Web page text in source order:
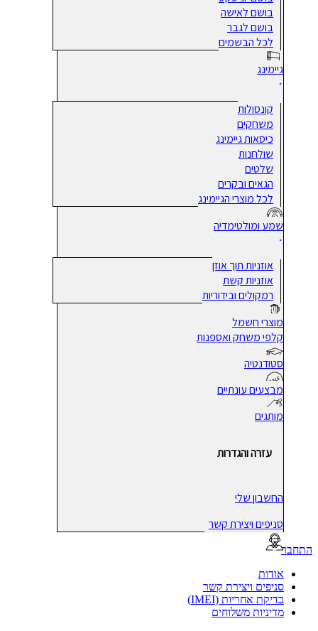
בושם לאישה
בושם לגבר
לכל הבשמים
גיימינג
קונסולות
משחקים
כיסאות גיימינג
שולחנות
שלטים
הגאים ובקרים
לכל מוצרי הגיימינג
שמע ומולטימדיה
אוזניות תוך אוזן
אוזניות קשת
רמקולים ובידוריות
מוצרי חשמל
קלפי משחק ואספנות
סטודנטיה
מבצעים עונתיים
מותגים
עזרה והגדרות
החשבון שלי
סניפים ויצירת קשר
אודות
סניפים ויצירת קשר
בדיקת אחריות (IMEI)
מדיניות משלוחים